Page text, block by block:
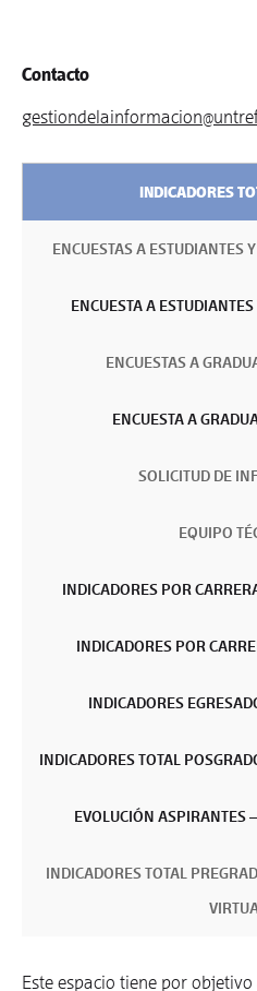
Contacto
INDICADORES
ENCUESTAS A ESTUDIANTES
ENCUESTA A
ENCUESTAS A
ENCUESTA A
SOLICITUD DE
EQUIPO
INDICADORES POR
INDICADORES POR
INDICADORES
INDICADORES TOTAL
EVOLUCIÓN ASPIRANTES
INDICADORES TOTAL
Este espacio tiene por